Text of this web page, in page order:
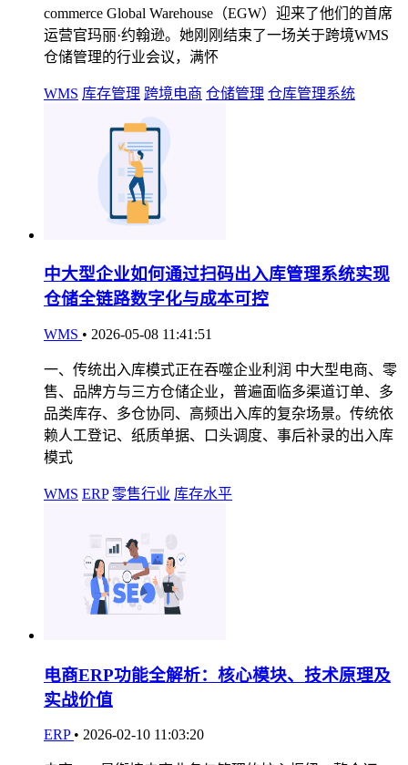
commerce Global Warehouse（EGW）迎来了他们的首席
运营官玛丽·约翰逊。她刚刚结束了一场关于跨境WMS
仓储管理的行业会议，满怀
WMS 库存管理 跨境电商 仓储管理 仓库管理系统
中大型企业如何通过扫码出入库管理系统实现
仓储全链路数字化与成本可控
WMS • 2026-05-08 11:41:51
一、传统出入库模式正在吞噬企业利润 中大型电商、零
售、品牌方与三方仓储企业，普遍面临多渠道订单、多
品类库存、多仓协同、高频出入库的复杂场景。传统依
赖人工登记、纸质单据、口头调度、事后补录的出入库
模式
WMS ERP 零售行业 库存水平
电商ERP功能全解析：核心模块、技术原理及
实战价值
ERP • 2026-02-10 11:03:20